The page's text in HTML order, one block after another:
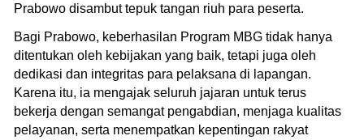
Prabowo disambut tepuk tangan riuh para peserta.
Bagi Prabowo, keberhasilan Program MBG tidak hanya
ditentukan oleh kebijakan yang baik, tetapi juga oleh
dedikasi dan integritas para pelaksana di lapangan.
Karena itu, ia mengajak seluruh jajaran untuk terus
bekerja dengan semangat pengabdian, menjaga kualitas
pelayanan, serta menempatkan kepentingan rakyat